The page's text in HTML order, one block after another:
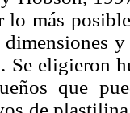
lo más
dimensiones
eligieron
que